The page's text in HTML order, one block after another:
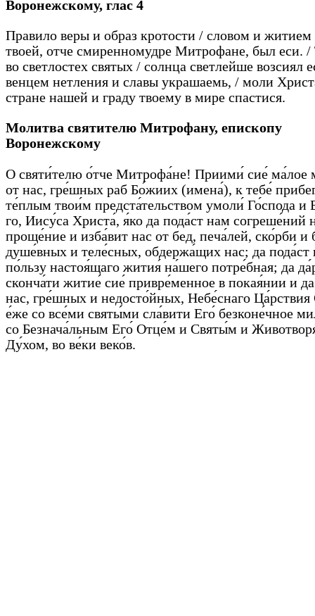
Воронежскому, глас 4
Правило веры и образ кротости / словом и житием
твоей, отче смиренномудре Митрофане, был еси.
во светлостех святых / солнца светлейше возсиял
венцем нетления и славы украшаемь, / моли
стране нашей и граду твоему в мире спастися.
Мо­лит­ва святителю Митрофану, епископу
Воронежскому
О свя­ти́­те­лю о́т­че Мит­ро­фа́­не! При­ими́ сие́ ма́­лое
от нас, гре́ш­ных раб Бо́­жи­их (име­на́), к те­бе́
те́п­лым тво­и́м пред­ста́­тель­ством умо­ли́ Го́с­по­да
го, Иису́­са Хри­ста́, я́ко да по­да́ст нам со­гре­ше́­ний
про­ще́­ние и из­ба́­вит нас от бед, пе­ча́­лей, ско́р­би и
ду­ше́в­ных и те­ле́с­ных, об­дер­жа́­щих нас; да по­да́ст
по́ль­зу на­стоя́­ща­го жи­тия́ на́­ше­го по­тре́б­ная; да
скон­ча́­ти жи­тие́ сие́ при­вре́­мен­ное в по­кая́­нии и
нас, гре́ш­ных и не­до­сто́й­ных, Не­бе́с­на­го Ца́рст­вия
е́же со все́­ми свя­ты́­ми сла́­ви­ти Его́ без­ко­не́ч­ное
со Без­на­ча́ль­ным Его́ От­це́м и Свя­ты́м и
Ду́­хом, во ве́­ки ве­ко́в.